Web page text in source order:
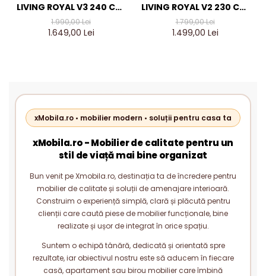
LIVING ROYAL V3 240 CM,
STEJAR AURIU & GRI
ANTRACIT – MOBILIER
1.990,00 Lei
1.649,00 Lei
LIVING ROYAL V2 230 CM,
STEJAR AURIU & GRI
ANTRACIT – MOBILIER
1.799,00 Lei
1.499,00 Lei
xMobila.ro • mobilier modern • soluții pentru casa ta
xMobila.ro - Mobilier de calitate pentru un
stil de viață mai bine organizat
Bun venit pe Xmobila.ro, destinația ta de încredere pentru
mobilier de calitate și soluții de amenajare interioară.
Construim o experiență simplă, clară și plăcută pentru
clienții care caută piese de mobilier funcționale, bine
realizate și ușor de integrat în orice spațiu.
Suntem o echipă tânără, dedicată și orientată spre
rezultate, iar obiectivul nostru este să aducem în fiecare
casă, apartament sau birou mobilier care îmbină